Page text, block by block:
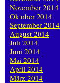
November 2014
Oktober 2014
September 2014
August 2014
Juli 2014
Juni 2014
Mai 2014
April 2014
März 2014